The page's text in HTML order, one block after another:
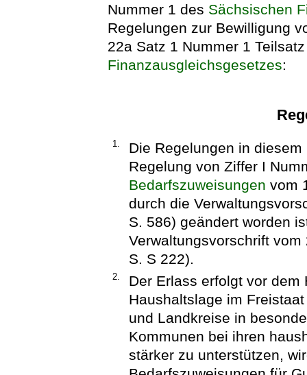
Nummer 1 des Sächsischen
Regelungen zur Bewilligung
22a Satz 1 Nummer 1
Finanzausgleichsgesetzes:
1.
Die Regelungen in
Regelung von Ziffer I
Bedarfszuweisungen vom
durch die
S. 586) geändert worden
Verwaltungsvorschrift
S. S 222).
2.
Der Erlass erfolgt vor
Haushaltslage im
und Landkreise in
Kommunen bei ihren
stärker zu unterstützen,